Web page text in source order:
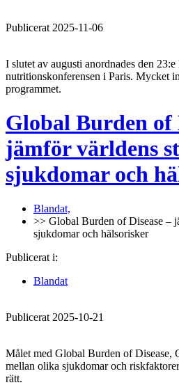
Publicerat 2025-11-06
I slutet av augusti anordnades den
nutritionskonferensen i Paris. Mycket
programmet.
Global Burden of
jämför världens
sjukdomar och
Blandat,
>> Global Burden of Disease –
sjukdomar och hälsorisker
Publicerat i:
Blandat
Publicerat 2025-10-21
Målet med Global Burden of Disease,
mellan olika sjukdomar och
rätt.